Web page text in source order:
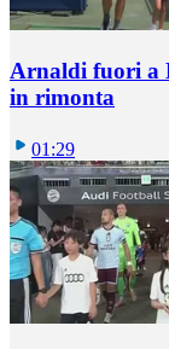
Arnaldi fuori a
in rimonta
01:29